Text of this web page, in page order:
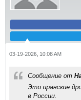
03-19-2026, 10:08 AM
Сообщение от
Это иранские
в России.